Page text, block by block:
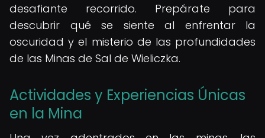
desafiante recorrido. Prepárate para
descubrir qué se siente al enfrentar la
oscuridad y el misterio de las profundidades
de las Minas de Sal de Wieliczka.
Actividades y Experiencias Únicas
en la Mina